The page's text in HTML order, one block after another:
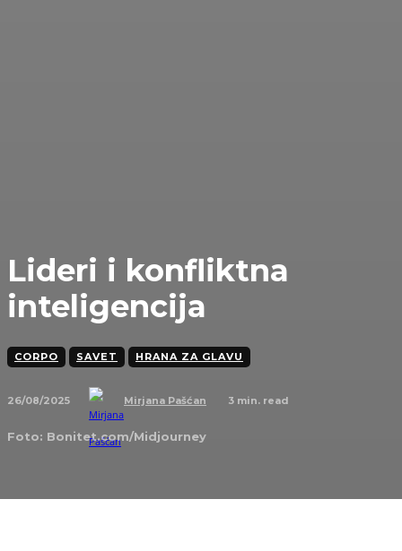
Lideri i konfliktna
inteligencija
CORPO SAVET HRANA ZA GLAVU
26/08/2025 Mirjana Pašćan 3 min. read
Foto: Bonitet.com/Midjourney